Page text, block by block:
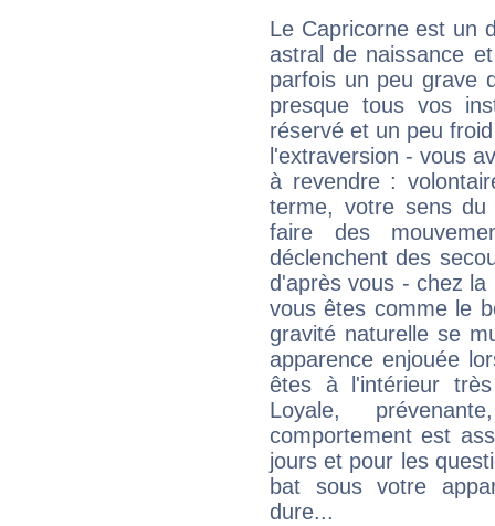
Le Capricorne est un
astral de naissance
parfois un peu grave
presque tous vos
réservé et un peu
l'extraversion - vous
à revendre :
terme, votre sens
faire des
déclenchent des
d'après vous - chez
vous êtes comme le
gravité naturelle se
apparence enjouée
êtes à l'intérieur
Loyale,
comportement est
jours et pour les
bat sous votre
dure...